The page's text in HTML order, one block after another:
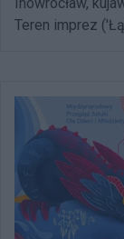
Teren imprez